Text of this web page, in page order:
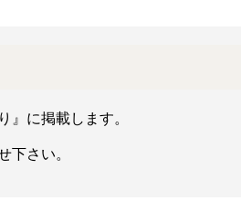
』に掲載します。
下さい。